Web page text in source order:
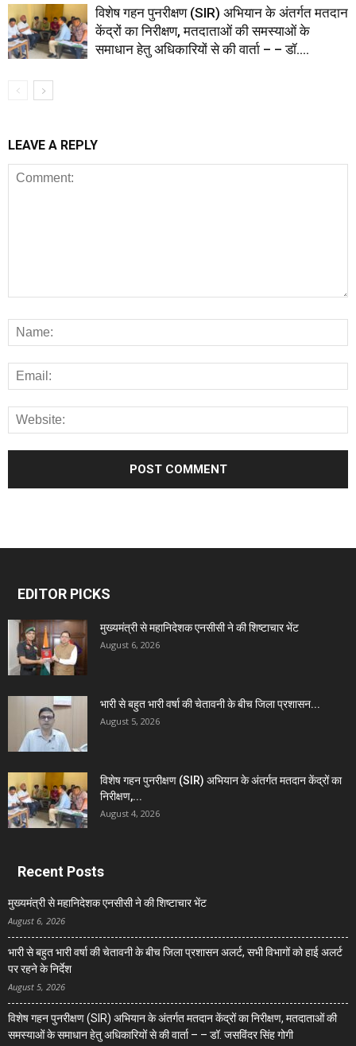
विशेष गहन पुनरीक्षण (SIR) अभियान के अंतर्गत मतदान
केंद्रों का निरीक्षण, मतदाताओं की समस्याओं के
समाधान हेतु अधिकारियों से की वार्ता – – डॉ....
LEAVE A REPLY
EDITOR PICKS
मुख्यमंत्री से महानिदेशक एनसीसी ने की शिष्टाचार भेंट
August 6, 2026
भारी से बहुत भारी वर्षा की चेतावनी के बीच जिला प्रशासन...
August 5, 2026
विशेष गहन पुनरीक्षण (SIR) अभियान के अंतर्गत मतदान केंद्रों का
निरीक्षण,...
August 4, 2026
Recent Posts
मुख्यमंत्री से महानिदेशक एनसीसी ने की शिष्टाचार भेंट
August 6, 2026
भारी से बहुत भारी वर्षा की चेतावनी के बीच जिला प्रशासन अलर्ट, सभी विभागों को हाई अलर्ट
पर रहने के निर्देश
August 5, 2026
विशेष गहन पुनरीक्षण (SIR) अभियान के अंतर्गत मतदान केंद्रों का निरीक्षण, मतदाताओं की
समस्याओं के समाधान हेतु अधिकारियों से की वार्ता – – डॉ. जसविंदर सिंह गोगी